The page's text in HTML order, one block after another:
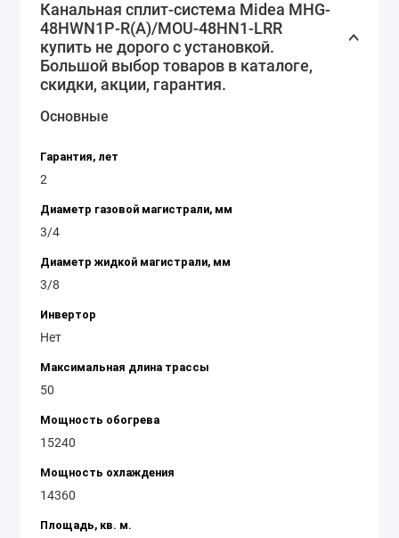
сэкономить на коммунальных платежах. Если вам
необходима надежная и эффективная система
климатического контроля для больших помещений,
то канальная сплит-система Midea MHG-48HWN1-
Канальная сплит-система Midea MHG-
48HWN1P-R(A)/MOU-48HN1-LRR
купить не дорого с установкой.
Большой выбор товаров в каталоге,
скидки, акции, гарантия.
Основные
Гарантия, лет
2
Диаметр газовой магистрали, мм
3/4
Диаметр жидкой магистрали, мм
3/8
Инвертор
Нет
Максимальная длина трассы
50
Мощность обогрева
15240
Мощность охлаждения
14360
Площадь, кв. м.